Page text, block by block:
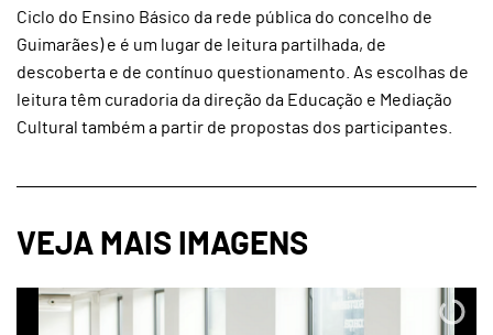
Ciclo do Ensino Básico da rede pública do concelho de
Guimarães) e é um lugar de leitura partilhada, de
descoberta e de contínuo questionamento. As escolhas de
leitura têm curadoria da direção da Educação e Mediação
Cultural também a partir de propostas dos participantes.